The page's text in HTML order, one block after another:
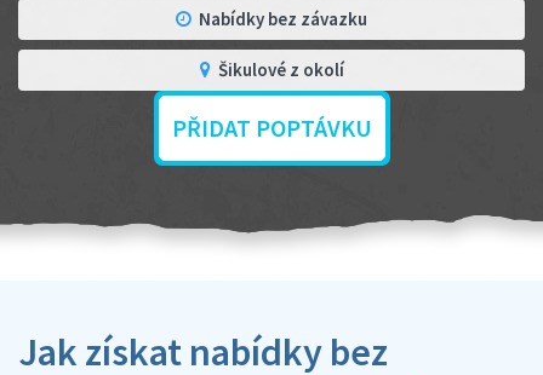
Nabídky bez závazku
Šikulové z okolí
PŘIDAT POPTÁVKU
Jak získat nabídky bez